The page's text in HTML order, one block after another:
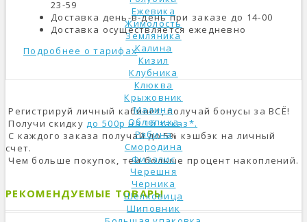
Ежевика
Жимолость
Земляника
Калина
Кизил
Клубника
Клюква
Крыжовник
Малина
Облепиха
Рябина
Смородина
Физалис
Черешня
Черника
Шелковица
Шиповник
23-59
Доставка день-в-день при заказе до 14-00
Доставка осуществляется ежедневно
Подробнее о тарифах
Регистрируй личный кабинет, получай бонусы за ВСЁ!
Получи скидкудо 500р на 1й заказ*.
С каждого заказа получай до 5% кэшбэк на личный
счет.
Чем больше покупок, тем больше процент накоплений.
РЕКОМЕНДУЕМЫЕ ТОВАРЫ